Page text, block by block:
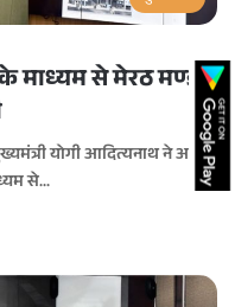
के माध्यम से मेरठ मण्डल
योगी आदित्यनाथ ने अपने
से…